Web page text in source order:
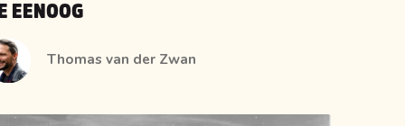
EENOOG
Thomas van der Zwan